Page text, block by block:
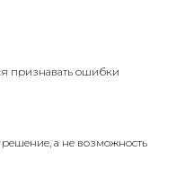
признавать ошибки
а не возможность